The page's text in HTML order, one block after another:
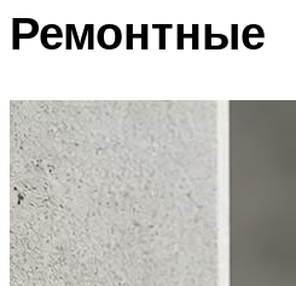
Ремонтные